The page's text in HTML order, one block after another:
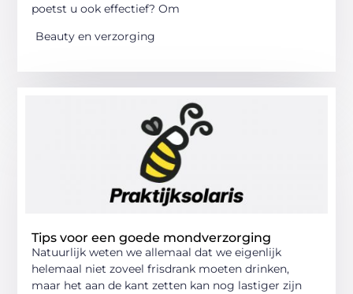
poetst u ook effectief? Om
Beauty en verzorging
Tips voor een goede mondverzorging
Natuurlijk weten we allemaal dat we eigenlijk
helemaal niet zoveel frisdrank moeten drinken,
maar het aan de kant zetten kan nog lastiger zijn